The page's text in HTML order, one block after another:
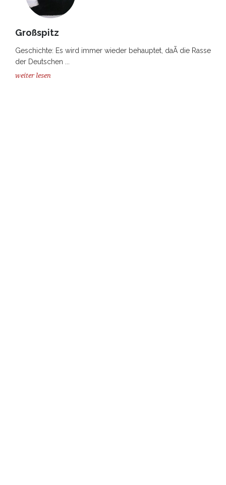
Großspitz
Geschichte: Es wird immer wieder behauptet, daÃ die Rasse
der Deutschen ...
weiter lesen